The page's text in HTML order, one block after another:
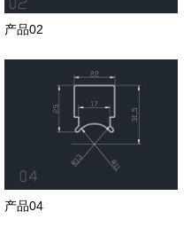
产品02
产品04